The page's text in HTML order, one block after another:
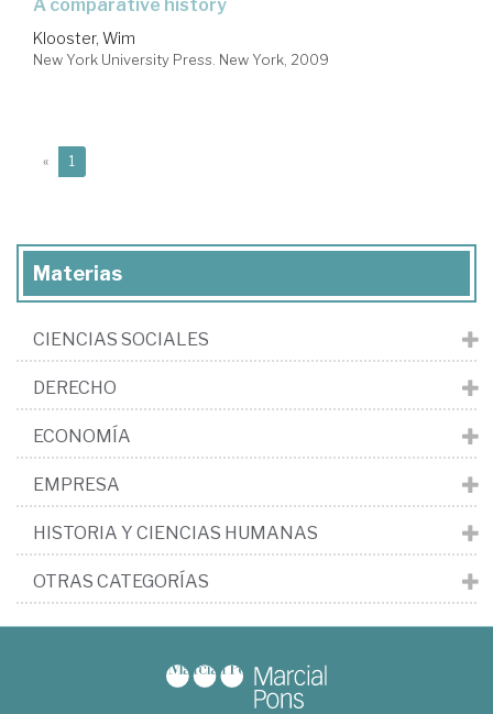
a comparative history
Klooster, Wim
New York University Press. New York, 2009
« 1
Materias
CIENCIAS SOCIALES
DERECHO
ECONOMÍA
EMPRESA
HISTORIA Y CIENCIAS HUMANAS
OTRAS CATEGORÍAS